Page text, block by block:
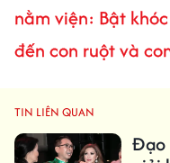
nằm viện: Bật
đến con ruột và
TIN LIÊN QUAN
Đạo